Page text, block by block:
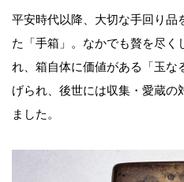
平安時代以降、大切な手回り品
た「手箱」。なかでも贅を尽く
れ、箱自体に価値がある「玉な
げられ、後世には収集・愛蔵の
ました。